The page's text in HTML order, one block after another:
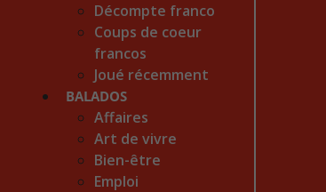
Décompte franco
Coups de coeur
francos
Joué récemment
BALADOS
Affaires
Art de vivre
Bien-être
Emploi